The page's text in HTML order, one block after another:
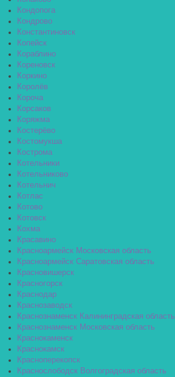
Кондопога
Кондрово
Константиновск
Копейск
Кораблино
Кореновск
Коркино
Королёв
Короча
Корсаков
Коряжма
Костерёво
Костомукша
Кострома
Котельники
Котельниково
Котельнич
Котлас
Котово
Котовск
Кохма
Красавино
Красноармейск Московская область
Красноармейск Саратовская область
Красновишерск
Красногорск
Краснодар
Краснозаводск
Краснознаменск Калининградская область
Краснознаменск Московская область
Краснокаменск
Краснокамск
Красноперекопск
Краснослободск Волгоградская область